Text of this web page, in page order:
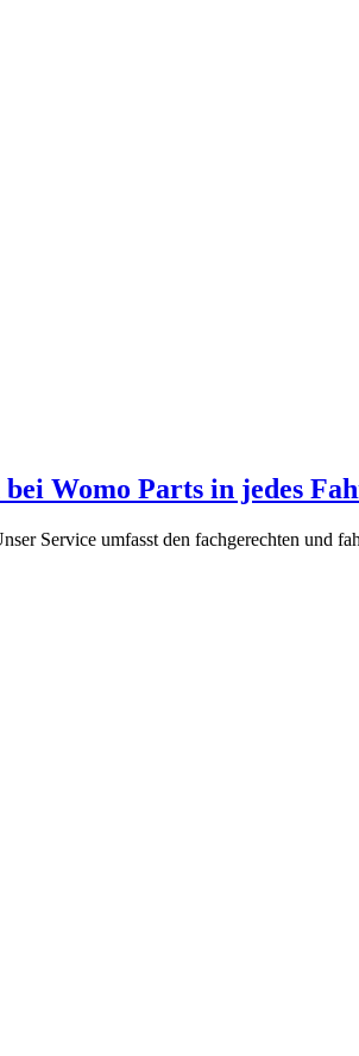
Womo Parts in jedes
Service umfasst den fachgerechten und